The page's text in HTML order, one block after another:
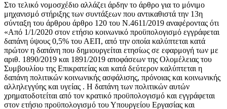
Στο τελικό νομοσχέδιο αλλάζει άρδην το άρθρο για το μόνιμο
μηχανισμό στήριξης των συντάξεων που αντικαθιστά την 13η
σύνταξη του άρθρου άρθρο 120 του N.4611/2019 αναφέροντας ότι
«Από 1/1/2020 στον ετήσιο κοινωνικό προϋπολογισμό εγγράφεται
δαπάνη ύψους 0,5% του ΑΕΠ, από την οποία καλύπτεται κατά
πρώτον η δαπάνη που δημιουργείται ετησίως σε εφαρμογή των με
αριθ. 1890/2019 και 1891/2019 αποφάσεων της Ολομέλειας του
Συμβουλίου της Επικρατείας και κατά δεύτερον καλύπτεται η
δαπάνη πολιτικών κοινωνικής ασφάλισης, πρόνοιας και κοινωνικής
αλληλεγγύης και υγείας . Η δαπάνη των πολιτικών αυτών
χρηματοδοτείται από τον κρατικό προϋπολογισμό και εγγράφεται
στον ετήσιο προϋπολογισμό του Υπουργείου Εργασίας και